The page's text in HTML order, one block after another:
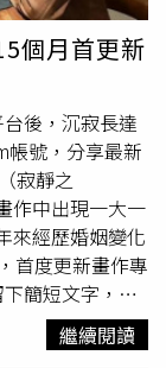
個月首更新
後，沉寂長達
帳號，分享最新
寂靜之
作中出現一大一
來經歷婚姻變化
首度更新畫作專
簡短文字，畫
立其中，充滿留
年陷入MeToo
繼續閱讀